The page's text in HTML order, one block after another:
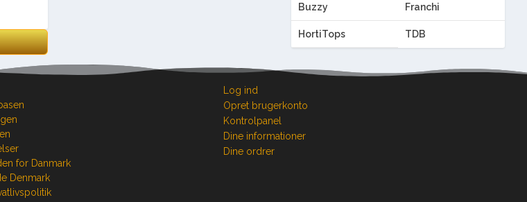
Buzzy Franchi
HortiTops TDB
for Danmark
Denmark
Log ind
Opret brugerkonto
Kontrolpanel
Dine informationer
Dine ordrer